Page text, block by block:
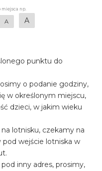
miejsca np.
A A
punktu do
o podanie godziny,
w określonym miejscu,
dzieci, w jakim wieku
lotnisku, czekamy na
pod wejście lotniska w
inny adres, prosimy,